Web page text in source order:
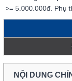
>= 5.000.000đ. Phụ
NỘI DUNG